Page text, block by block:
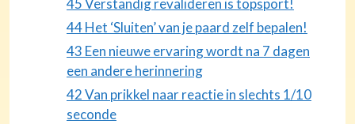
45 Verstandig revalideren is topsport!
44 Het ‘Sluiten’ van je paard zelf bepalen!
43 Een nieuwe ervaring wordt na 7 dagen
een andere herinnering
42 Van prikkel naar reactie in slechts 1/10
seconde